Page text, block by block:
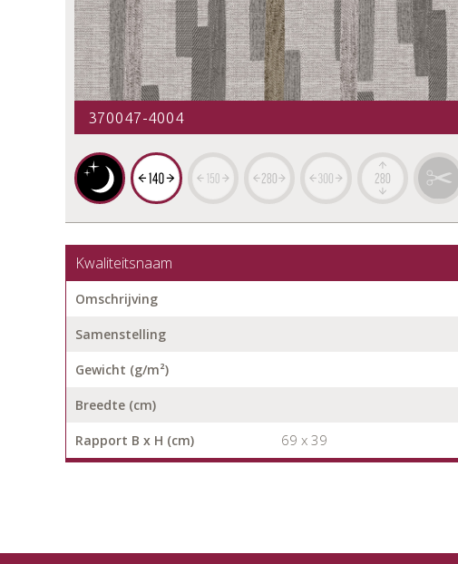
370047-4004
Kwaliteitsnaam
Omschrijving
Samenstelling
Gewicht (g/m²)
Breedte (cm)
Rapport B x H (cm) 69 x 39